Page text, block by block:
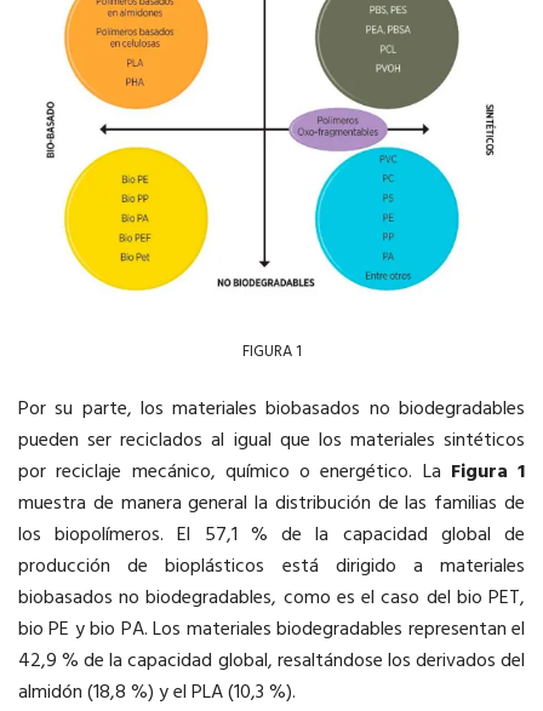
FIGURA 1
Por su parte, los materiales biobasados no biodegradables
pueden ser reciclados al igual que los materiales sintéticos
por reciclaje mecánico, químico o energético. La Figura 1
muestra de manera general la distribución de las familias de
los biopolímeros. El 57,1 % de la capacidad global de
producción de bioplásticos está dirigido a materiales
biobasados no biodegradables, como es el caso del bio PET,
bio PE y bio PA. Los materiales biodegradables representan el
42,9 % de la capacidad global, resaltándose los derivados del
almidón (18,8 %) y el PLA (10,3 %).